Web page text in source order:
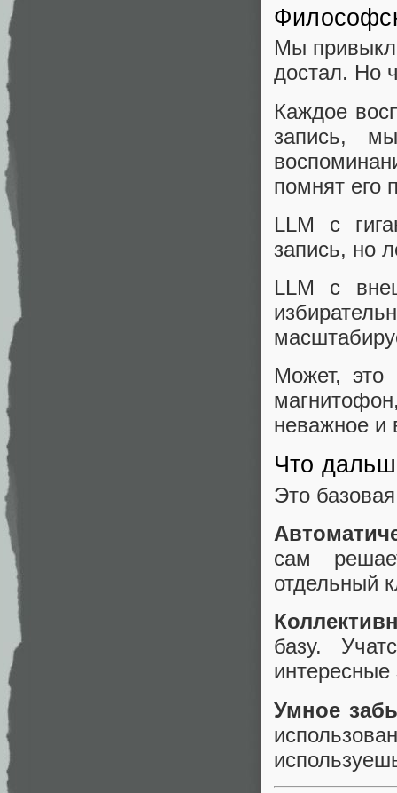
Мы
достал. Но
Каждое
запись,
помнят его
LLM с
запись, но
LLM с
Может, это
неважное и
Что
Это
сам
отдельный
базу.
Умное